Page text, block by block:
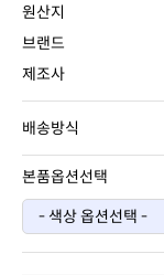
원산지
브랜드
제조사
배송방식
본품옵션선택